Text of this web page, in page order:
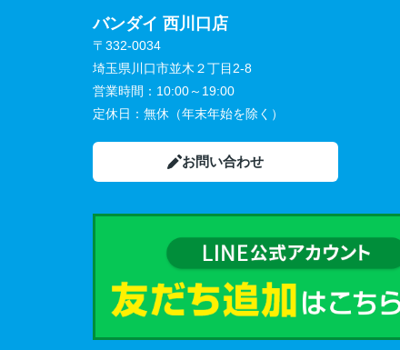
バンダイ 西川口店
〒332-0034
埼玉県川口市並木２丁目2-8
営業時間： 10:00～19:00
定休日： 無休（年末年始を除く）
お問い合わせ